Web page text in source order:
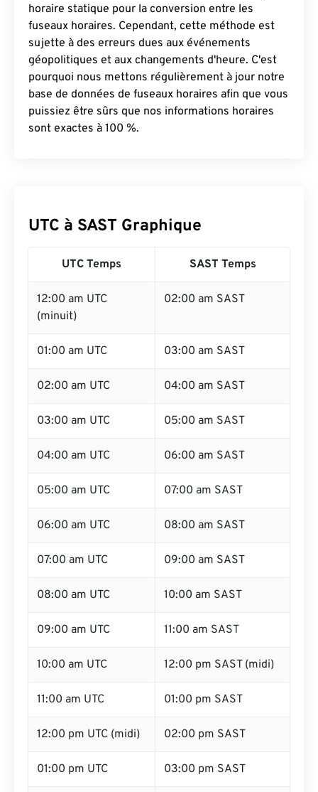
horaire statique pour la conversion entre les
fuseaux horaires. Cependant, cette méthode est
sujette à des erreurs dues aux événements
géopolitiques et aux changements d'heure. C'est
pourquoi nous mettons régulièrement à jour notre
base de données de fuseaux horaires afin que vous
puissiez être sûrs que nos informations horaires
sont exactes à 100 %.
UTC à SAST Graphique
UTC Temps SAST Temps
12:00 am UTC
(minuit)
02:00 am SAST
01:00 am UTC 03:00 am SAST
02:00 am UTC 04:00 am SAST
03:00 am UTC 05:00 am SAST
04:00 am UTC 06:00 am SAST
05:00 am UTC 07:00 am SAST
06:00 am UTC 08:00 am SAST
07:00 am UTC 09:00 am SAST
08:00 am UTC 10:00 am SAST
09:00 am UTC 11:00 am SAST
10:00 am UTC 12:00 pm SAST (midi)
11:00 am UTC 01:00 pm SAST
12:00 pm UTC (midi) 02:00 pm SAST
01:00 pm UTC 03:00 pm SAST